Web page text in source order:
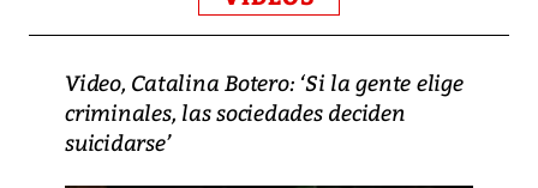
Video, Catalina Botero: ‘Si la gente elige
criminales, las sociedades deciden
suicidarse’